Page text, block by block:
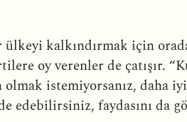
kalkındırmak için
oy verenler de çatışır.
istemiyorsanız, daha iyi
edebilirsiniz, faydasını da